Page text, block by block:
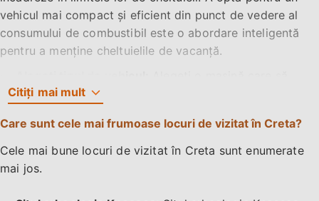
Cel mai scurt timp de avans s-a înregistrat în ianuarie,
când rezervările se făceau cu doar 11 zile înainte. În
cursul verii, august s-a remarcat cu o medie de 63 de zile
anticipată față de majoritatea celorlalte luni.
Cât de mulțumiți au fost clienții anteriori de Rental
Clienții anteriori au rămas mulțumiți de Rental Center
vehicul mai compact și eficient din punct de vedere al
consumului de combustibil este o abordare inteligentă
pentru a menține cheltuielile de vacanță.
acomodeze prompt și confortabil toate persoanele care
acestora, ținând cont de numărul de persoane și de
cantitatea de bagaje.
Numărați numărul de pasageri:
Citiți mai mult
Care sunt cele mai frumoase locuri de vizitat în Creta?
Cele mai bune locuri de vizitat în Creta sunt enumerate
mai jos.